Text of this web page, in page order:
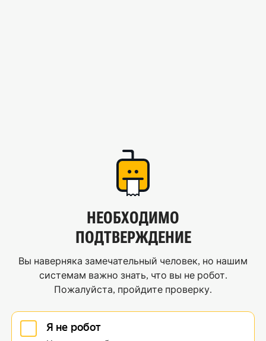
НЕОБХОДИМО
ПОДТВЕРЖДЕНИЕ
Вы наверняка замечательный человек, но нашим
системам важно знать, что вы не робот.
Пожалуйста, пройдите проверку.